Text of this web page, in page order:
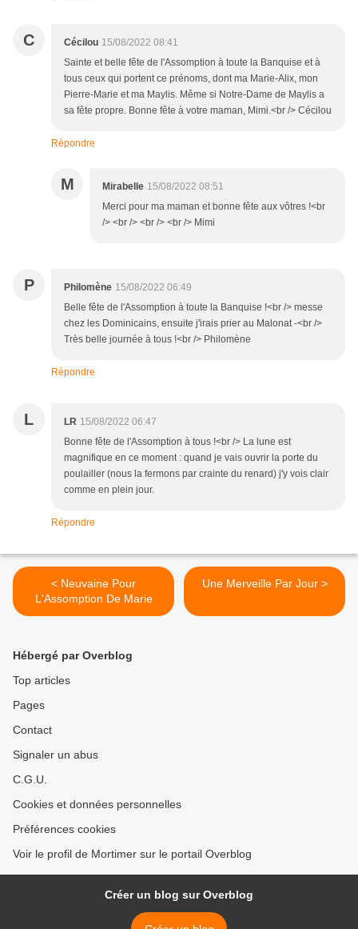
C Cécilou 15/08/2022 08:41
Sainte et belle fête de l'Assomption à toute la Banquise et à
tous ceux qui portent ce prénoms, dont ma Marie-Alix, mon
Pierre-Marie et ma Maylis. Même si Notre-Dame de Maylis a
sa fête propre. Bonne fête à votre maman, Mimi.<br /> Cécilou
Répondre
M Mirabelle 15/08/2022 08:51
Merci pour ma maman et bonne fête aux vôtres !<br
/> <br /> <br /> <br /> Mimi
P Philomène 15/08/2022 06:49
Belle fête de l'Assomption à toute la Banquise !<br /> messe
chez les Dominicains, ensuite j'irais prier au Malonat -<br />
Très belle journée à tous !<br /> Philomène
Répondre
L LR 15/08/2022 06:47
Bonne fête de l'Assomption à tous !<br /> La lune est
magnifique en ce moment : quand je vais ouvrir la porte du
poulailler (nous la fermons par crainte du renard) j'y vois clair
comme en plein jour.
Répondre
< Neuvaine Pour
L'Assomption De Marie
Une Merveille Par Jour >
Hébergé par Overblog
Top articles
Pages
Contact
Signaler un abus
C.G.U.
Cookies et données personnelles
Préférences cookies
Voir le profil de Mortimer sur le portail Overblog
Créer un blog sur Overblog